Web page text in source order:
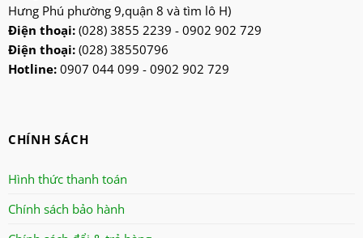
lifan
Mitsubishi
nanoco
ninosun
oulai
Panasonic
Hưng Phú phường 9,quận 8 và tìm lô H)
Điện thoại: (028) 3855 2239 - 0902 902 729
Điện thoại: (028) 38550796
Hotline:0907 044 099 - 0902 902 729
CHÍNH SÁCH
Hình thức thanh toán
Chính sách bảo hành